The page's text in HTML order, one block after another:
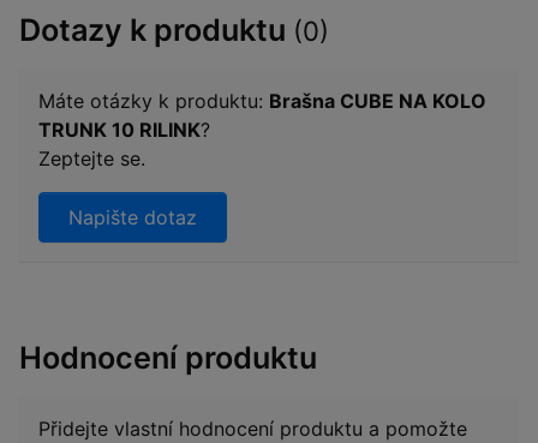
Dotazy k produktu (0)
Máte otázky k produktu: Brašna CUBE NA KOLO
TRUNK 10 RILINK?
Zeptejte se.
Napište dotaz
Hodnocení produktu
Přidejte vlastní hodnocení produktu a pomožte